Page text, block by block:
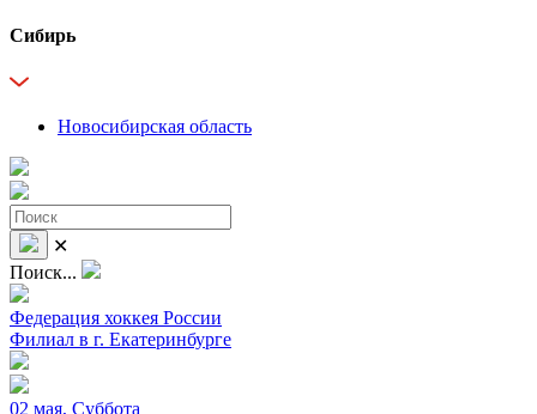
Сибирь
Новосибирская область
✕
Поиск...
Федерация хоккея России
Филиал в г. Екатеринбурге
02 мая, Суббота